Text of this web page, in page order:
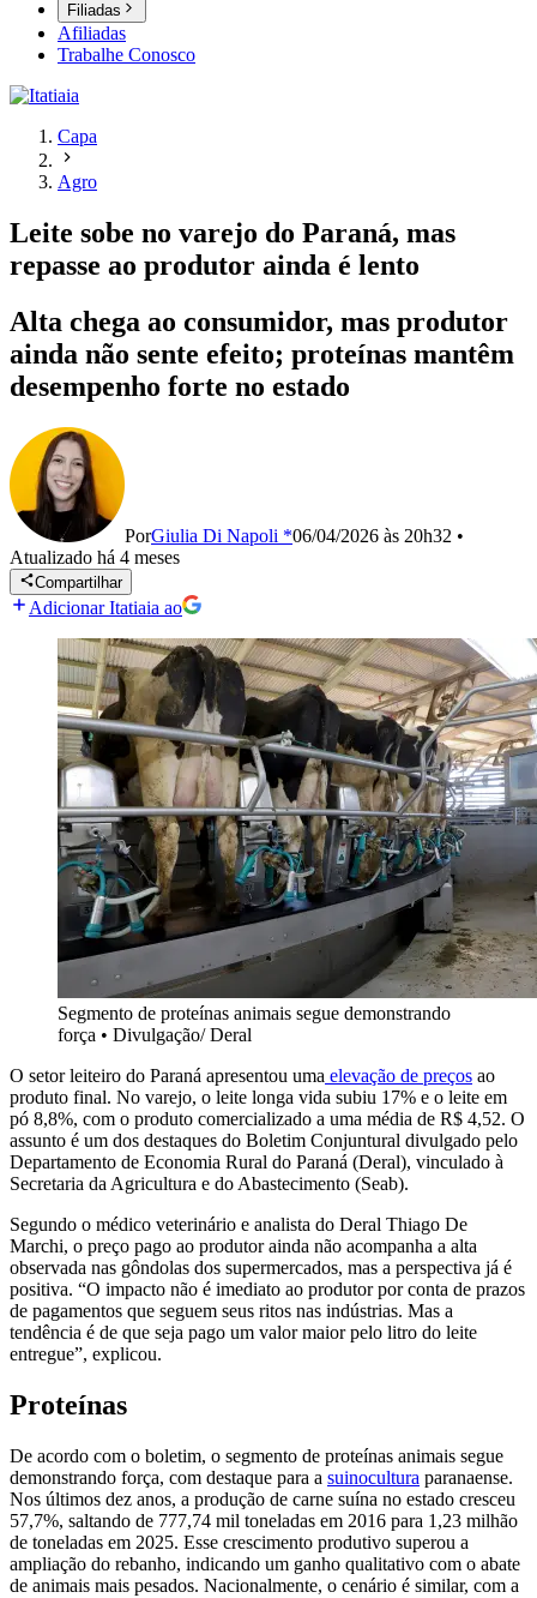
Filiadas
Afiliadas
Trabalhe Conosco
Capa
Agro
Leite sobe no varejo do Paraná, mas
repasse ao produtor ainda é lento
Alta chega ao consumidor, mas produtor
ainda não sente efeito; proteínas mantêm
desempenho forte no estado
PorGiulia Di Napoli *06/04/2026 às 20h32 •
Atualizado há 4 meses
Compartilhar
Adicionar Itatiaia ao
Segmento de proteínas animais segue demonstrando
força • Divulgação/ Deral
O setor leiteiro do Paraná apresentou uma elevação de preços ao
produto final. No varejo, o leite longa vida subiu 17% e o leite em
pó 8,8%, com o produto comercializado a uma média de R$ 4,52. O
assunto é um dos destaques do Boletim Conjuntural divulgado pelo
Departamento de Economia Rural do Paraná (Deral), vinculado à
Secretaria da Agricultura e do Abastecimento (Seab).
Segundo o médico veterinário e analista do Deral Thiago De
Marchi, o preço pago ao produtor ainda não acompanha a alta
observada nas gôndolas dos supermercados, mas a perspectiva já é
positiva. “O impacto não é imediato ao produtor por conta de prazos
de pagamentos que seguem seus ritos nas indústrias. Mas a
tendência é de que seja pago um valor maior pelo litro do leite
entregue”, explicou.
Proteínas
De acordo com o boletim, o segmento de proteínas animais segue
demonstrando força, com destaque para a suinocultura paranaense.
Nos últimos dez anos, a produção de carne suína no estado cresceu
57,7%, saltando de 777,74 mil toneladas em 2016 para 1,23 milhão
de toneladas em 2025. Esse crescimento produtivo superou a
ampliação do rebanho, indicando um ganho qualitativo com o abate
de animais mais pesados. Nacionalmente, o cenário é similar, com a